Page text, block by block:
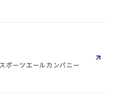
ポーツエールカンパニー